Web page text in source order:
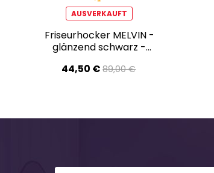
AUSVERKAUFT
Friseurhocker MELVIN -
glänzend schwarz -
44,50 € 89,00 €